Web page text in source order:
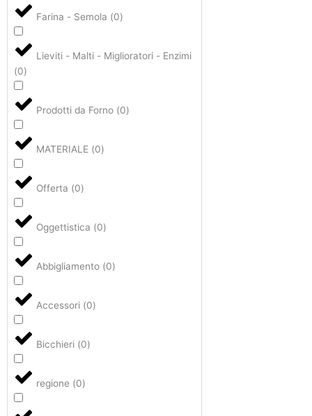
Farina - Semola (0)
Lieviti - Malti - Miglioratori - Enzimi
(0)
Prodotti da Forno (0)
MATERIALE (0)
Offerta (0)
Oggettistica (0)
Abbigliamento (0)
Accessori (0)
Bicchieri (0)
regione (0)